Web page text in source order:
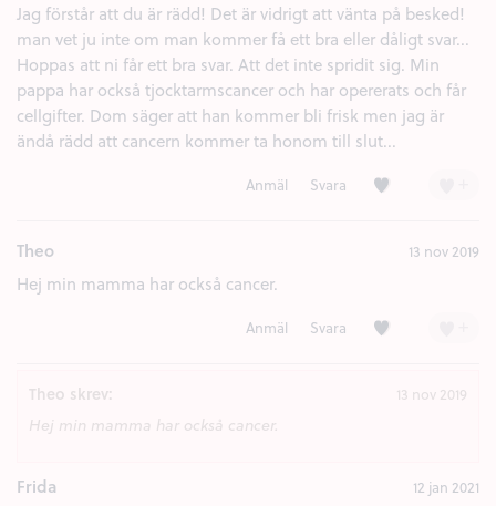
Jag förstår att du är rädd! Det är vidrigt att vänta på besked!
man vet ju inte om man kommer få ett bra eller dåligt svar...
Hoppas att ni får ett bra svar. Att det inte spridit sig. Min
pappa har också tjocktarmscancer och har opererats och får
cellgifter. Dom säger att han kommer bli frisk men jag är
ändå rädd att cancern kommer ta honom till slut...
Anmäl Svara Kärlek (1)
Theo 13 nov 2019
Hej min mamma har också cancer.
Anmäl Svara Kärlek (1)
Theo skrev: 13 nov 2019
Hej min mamma har också cancer.
Frida 12 jan 2021